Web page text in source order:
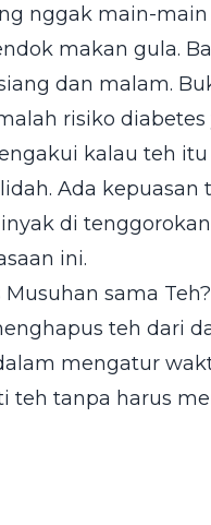
nggak main-
makan gula.
dan malam.
risiko
kalau teh
Ada kepuasan
di
ini.
sama Teh?
teh dari
mengatur
tanpa harus